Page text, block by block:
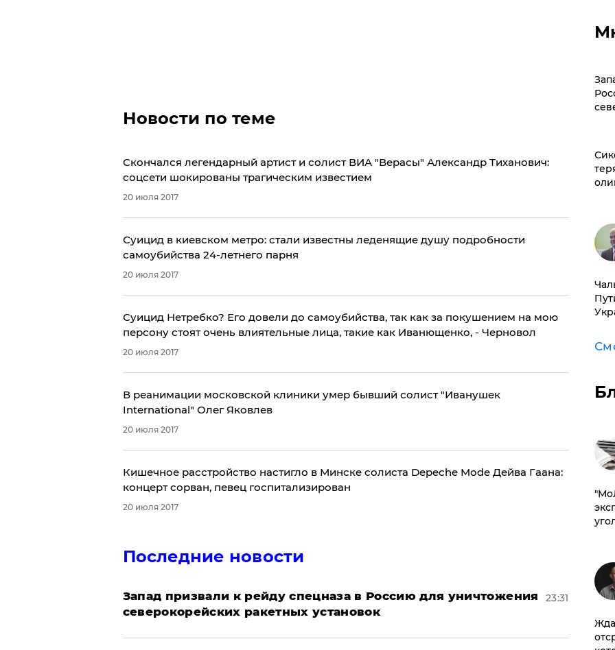
Новости по теме
Скончался легендарный артист и солист ВИА "Верасы" Александр Тиханович:
соцсети шокированы трагическим известием
20 июля 2017
Суицид в киевском метро: стали известны леденящие душу подробности
самоубийства 24-летнего парня
20 июля 2017
Суицид Нетребко? Его довели до самоубийства, так как за покушением на мою
персону стоят очень влиятельные лица, такие как Иванющенко, - Черновол
20 июля 2017
В реанимации московской клиники умер бывший солист "Иванушек
International" Олег Яковлев
20 июля 2017
​Кишечное расстройство настигло в Минске солиста Depeche Mode Дейва Гаана:
концерт сорван, певец госпитализирован
20 июля 2017
Последние новости
Запад призвали к рейду спецназа в Россию для уничтожения
северокорейских ракетных установок
23:31